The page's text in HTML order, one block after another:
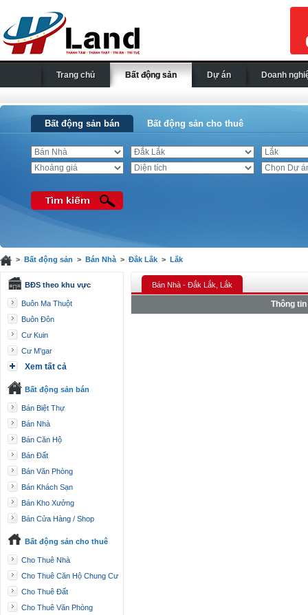
Trang chủ Bất động sản Dự án Doanh
Bất động sản bán Bất động sản cho thuê
> Bất động sản > Bán Nhà> Đắk Lắk> Lắk
BĐS theo khu vực
Buôn Ma Thuột
Buôn Đôn
Cư Kuin
Cư M'gar
Xem tất cả
Bất động sản bán
Bán Biệt Thự
Bán Nhà
Bán Căn Hộ
Bán Đất
Bán Văn Phòng
Bán Khách Sạn
Bán Kho Xưởng
Bán Cửa Hàng / Shop
Bất động sản cho thuê
Cho Thuê Nhà
Cho Thuê Căn Hộ Chung Cư
Cho Thuê Đất
Cho Thuê Văn Phòng
Bán Nhà - Đắk Lắk, Lắk
Thông